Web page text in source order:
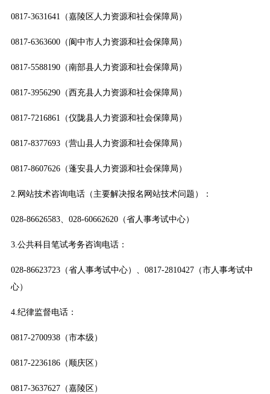
0817-3631641（嘉陵区人力资源和社会保障局）
0817-6363600（阆中市人力资源和社会保障局）
0817-5588190（南部县人力资源和社会保障局）
0817-3956290（西充县人力资源和社会保障局）
0817-7216861（仪陇县人力资源和社会保障局）
0817-8377693（营山县人力资源和社会保障局）
0817-8607626（蓬安县人力资源和社会保障局）
2.网站技术咨询电话（主要解决报名网站技术问题）：
028-86626583、028-60662620（省人事考试中心）
3.公共科目笔试考务咨询电话：
028-86623723（省人事考试中心）、0817-2810427（市人事考试中
心）
4.纪律监督电话：
0817-2700938（市本级）
0817-2236186（顺庆区）
0817-3637627（嘉陵区）